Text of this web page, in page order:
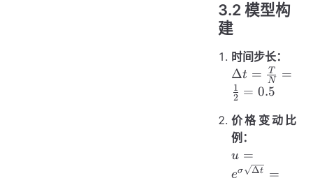
3.2 模型构
建
时间步长：
\Delta t
=
\frac{T}
{N} =
\frac{1}
{2} =
0.5
Δt = N
T =
2
1 = 0.5
价格变动比
例：
u =
e^{\sigma
u =
eσ Δt =